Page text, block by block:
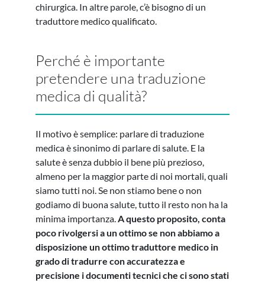
chirurgica. In altre parole, c’è bisogno di un
traduttore medico qualificato.
Perché è importante
pretendere una traduzione
medica di qualità?
Il motivo è semplice: parlare di traduzione
medica è sinonimo di parlare di salute. E la
salute è senza dubbio il bene più prezioso,
almeno per la maggior parte di noi mortali, quali
siamo tutti noi. Se non stiamo bene o non
godiamo di buona salute, tutto il resto non ha la
minima importanza.A questo proposito, conta
poco rivolgersi a un ottimo se non abbiamo a
disposizione un ottimo traduttore medico in
grado di tradurre con accuratezza e
precisione i documenti tecnici che ci sono stati